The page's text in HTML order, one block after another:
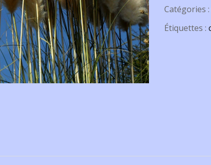
Catégories :
Étiquettes :